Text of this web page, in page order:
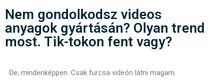
Nem gondolkodsz videos
anyagok gyártásán? Olyan trend
most. Tik-tokon fent vagy?
De, mindenképpen. Csak furcsa videón látni magam.